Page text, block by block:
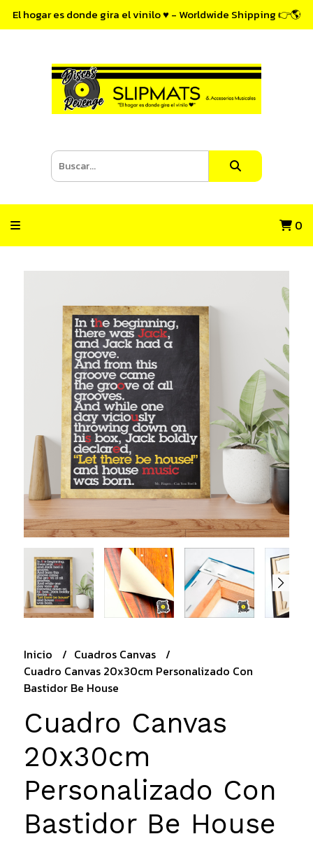
El hogar es donde gira el vinilo ♥ - Worldwide Shipping 👉🌎
0
Inicio
Cuadros Canvas
Cuadro Canvas 20x30cm Personalizado Con
Bastidor Be House
Cuadro Canvas
20x30cm
Personalizado Con
Bastidor Be House